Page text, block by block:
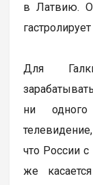
в Латвию.
Для
ни
что России
же